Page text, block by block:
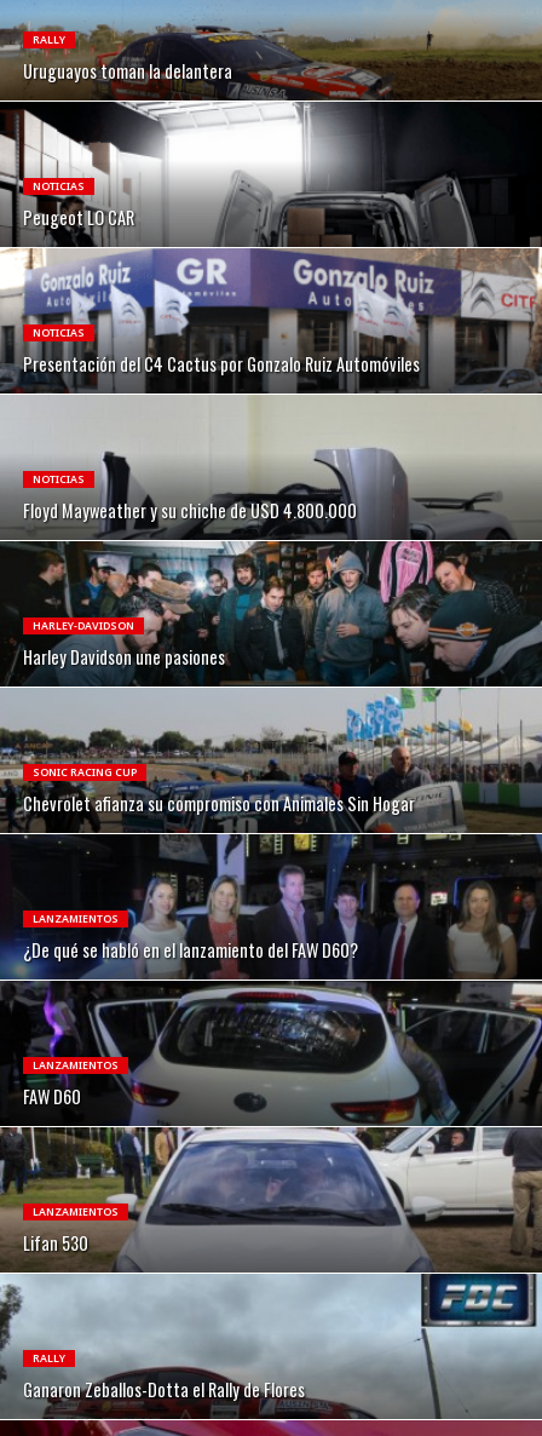
RALLY
Uruguayos toman la delantera
NOTICIAS
Peugeot LO CAR
NOTICIAS
Presentación del C4 Cactus por Gonzalo Ruiz Automóviles
NOTICIAS
Floyd Mayweather y su chiche de USD 4.800.000
HARLEY-DAVIDSON
Harley Davidson une pasiones
SONIC RACING CUP
Chevrolet afianza su compromiso con Animales Sin Hogar
LANZAMIENTOS
¿De qué se habló en el lanzamiento del FAW D60?
LANZAMIENTOS
FAW D60
LANZAMIENTOS
Lifan 530
RALLY
Ganaron Zeballos-Dotta el Rally de Flores